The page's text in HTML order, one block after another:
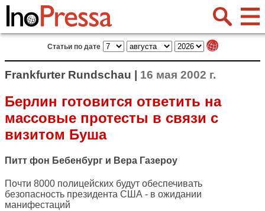
Статьи по дате
Frankfurter Rundschau | 16 мая 2002 г.
Берлин готовится ответить на
массовые протесты в связи с
визитом Буша
Питт фон Бебенбург и Вера Газероу
Почти 8000 полицейских будут обеспечивать
безопасность президента США - в ожидании
манифестаций